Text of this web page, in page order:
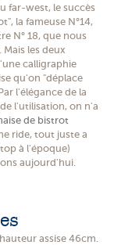
far-west, le succès
la fameuse N°14,
N° 18, que nous
les deux
calligraphie
qu'on "déplace
l'élégance de la
l'utilisation, on n'a
de bistrot
ride, tout juste a
à l'époque)
aujourd'hui.
assise 46cm.